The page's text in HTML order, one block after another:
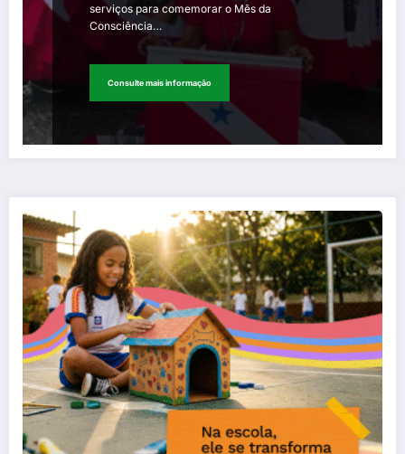
serviços para comemorar o Mês da
Consciência…
Consulte mais informação